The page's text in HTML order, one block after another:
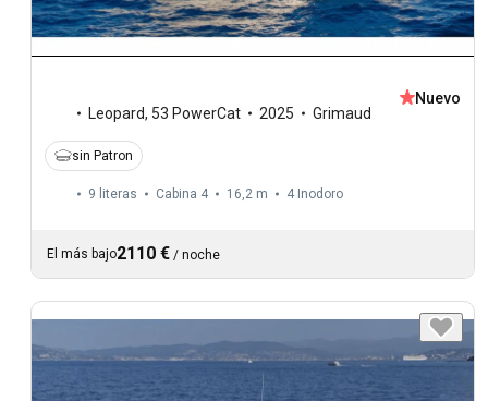
Leopard, 53 PowerCat 2025 Grimaud
Nuevo
sin Patron
9 literas Cabina 4 16,2 m 4 Inodoro
El más bajo2110 € / noche